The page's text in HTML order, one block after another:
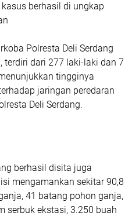
berhasil di ungkap
Polresta Deli Serdang
terdiri dari 277 laki-laki dan 7
tingginya
jaringan peredaran
Deli Serdang.
berhasil disita juga
mengamankan sekitar 90,8
41 batang pohon ganja,
serbuk ekstasi, 3.250 buah